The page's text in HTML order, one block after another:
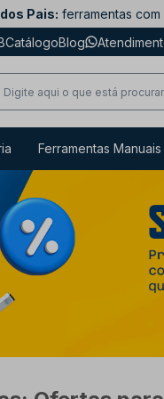
Pais: ferramentas com
CatálogoBlog
Ferramentas Manuais